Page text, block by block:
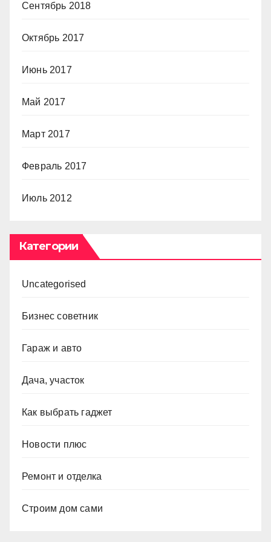
Сентябрь 2018
Октябрь 2017
Июнь 2017
Май 2017
Март 2017
Февраль 2017
Июль 2012
Категории
Uncategorised
Бизнес советник
Гараж и авто
Дача, участок
Как выбрать гаджет
Новости плюс
Ремонт и отделка
Строим дом сами